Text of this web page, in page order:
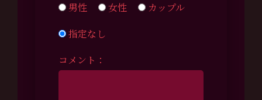
男性
女性
カップル
指定なし
コメント：